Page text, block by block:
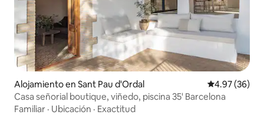
Alojamiento en Sant Pau d'Ordal Calificación
4.97 (36)
Casa señorial boutique, viñedo, piscina 35' Barcelona
Familiar · Ubicación · Exactitud